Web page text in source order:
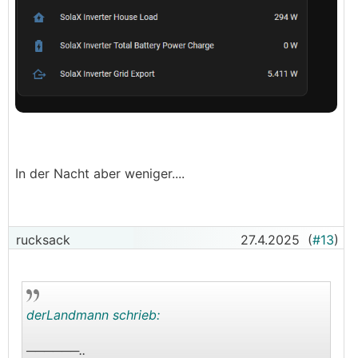
In der Nacht aber weniger....
rucksack 27.4.2025 (#13)
derLandmann schrieb:
──────..